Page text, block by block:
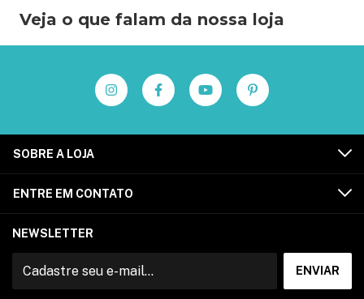
Veja o que falam da nossa loja
SOBRE A LOJA
ENTRE EM CONTATO
NEWSLETTER